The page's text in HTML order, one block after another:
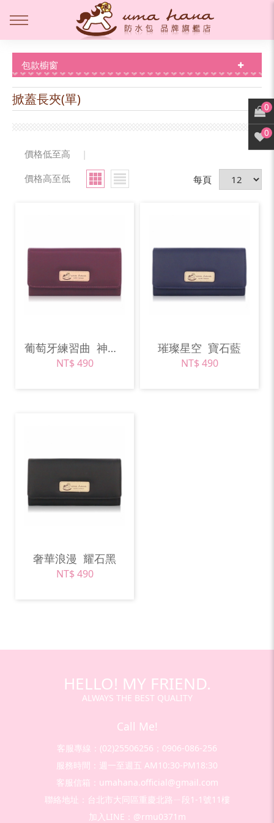
包款櫥窗
掀蓋長夾(單)
價格低至高
|
價格高至低
每頁
葡萄牙練習曲 神秘紫
NT$ 490
璀璨星空 寶石藍
NT$ 490
奢華浪漫 耀石黑
NT$ 490
HELLO! MY FRIEND.
ALWAYS THE BEST QUALITY
Call Me!
客服專線：(02)25506256；0906-086-256
服務時間：週一至週五 AM10:30-PM18:30
客服信箱：umahana.official@gmail.com
聯絡地址：台北市大同區重慶北路ㄧ段1-1號11樓
加入LINE：@rmu0371m
0
0